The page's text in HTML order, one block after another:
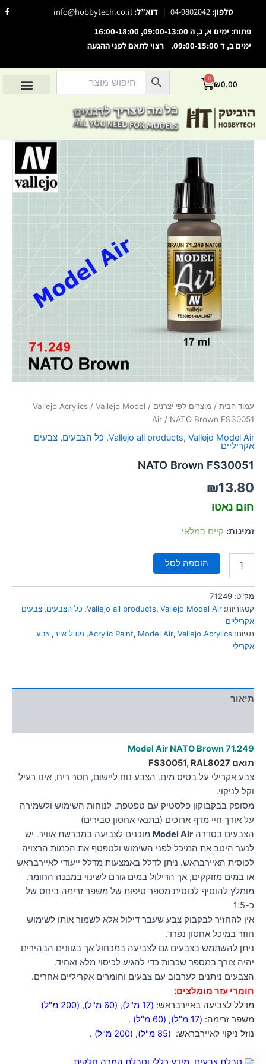
visibility_off השבת את ההבזקים
סמן כותרות
צבע רקע
zoom_out זום (הקטנה)
זום (הגדלה)
הקטנת גופן
הגדלת גופן
גופן קריא
ניגודיות בהירה
brightness_low ניגודיות כהה
format_underlined הוסף קו תחתון לקישורים
font_download סמן קישורים
טלפון: 04-9802042
| דוא”ל: info@hobbytech.co.il
F
a
פתוח: ימים א, ג, ה 09:00-13:00, 16:00-18:00
ימים ב, ד 09:00-15:00. רצוי לתאם לפני ההגעה
₪0.00
0
עגלת
עמוד הבית / מוצרים לפי יצרנים /
Vallejo Acrylics / Vallejo Model
Air / NATO Brown FS30051
Vallejo all products, Vallejo Model Air
, כל הצבעים, צבעים
אקריליים
NATO Brown FS30051
₪13.80
חום נאטו
זמינות: קיים במלאי
Brown
FS30051
הוספה לסל
מק"ט: 71249
קטגוריות:
Vallejo all products, Vallejo Model Air
, כל הצבעים, צבעים
אקריליים
תגיות:
Acrylic Paint, Model Air, Vallejo Acrylics
, מודל אייר, צבע
אקרילי
תיאור
Model Air NATO Brown71.249
תואם FS30051, RAL8027
צבע אקרילי על בסיס מים. הצבע נוח ליישום, חסר ריח, אינו רעיל
וקל לניקוי.
מסופק בבקבוקון פלסטיק עם טפטפת, לנוחות השימוש ולשמירה
על אורך חיי מדף ארוכים (בתנאי אחסון סבירים)
הצבעים בסדרה Model Air מוכנים לצביעה במברשת אוויר. יש
לנער היטב את המיכל לפני השימוש ולטפטף את הכמות הרצויה
לכוסית האיירבראש. ניתן לדלל באמצעות מדלל ייעודי לאיירבראש
או במים מזוקקים, אך הדילול במים גורם לשינוי במבנה החומר.
מומלץ להוסיף לכוסית מספר טיפות של משפר זרימה ביחס של
כ-1:5
אין להחזיר לבקבוק צבע שעבר דילול אלא לשמור אותו לשימוש
חוזר במיכל אחסון נפרד.
ניתן להשתמש בצבעים גם לצביעה במכחול אך בגוונים הבהירים
יהיה צורך במספר שכבות כדי להגיע לכיסוי מלא ואחיד.
הצבעים ניתנים לערבוב עם צבעים וחומרים אקריליים אחרים.
חומרי עזר מומלצים:
מדלל לצביעה באיירבראש: (17 מ"ל) , (60 מ"ל) , (200 מ"ל)
משפר זרימה: (17 מ"ל) , (60 מ"ל)
.
נוזל ניקוי לאיירבראש: (85 מ"ל) , (200 מ"ל) .